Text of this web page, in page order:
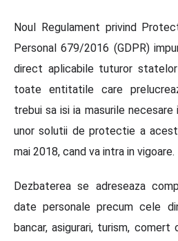
Noul Regulament privind
Personal 679/2016 (GDPR)
direct aplicabile tuturor statelor
toate entitatile care
trebui sa isi ia masurile
unor solutii de protectie a
mai 2018, cand va intra in vigoare.
Dezbaterea se adreseaza
date personale precum cele
bancar, asigurari, turism,